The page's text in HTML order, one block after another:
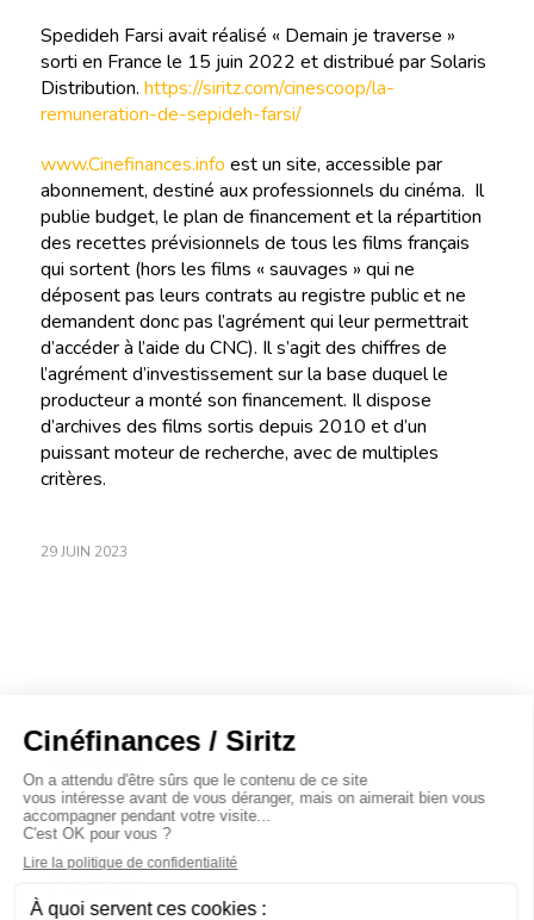
Spedideh Farsi avait réalisé « Demain je traverse »
sorti en France le 15 juin 2022 et distribué par Solaris
Distribution. https://siritz.com/cinescoop/la-
remuneration-de-sepideh-farsi/
www.Cinefinances.info est un site, accessible par
abonnement, destiné aux professionnels du cinéma. Il
publie budget, le plan de financement et la répartition
des recettes prévisionnels de tous les films français
qui sortent (hors les films « sauvages » qui ne
déposent pas leurs contrats au registre public et ne
demandent donc pas l’agrément qui leur permettrait
d’accéder à l’aide du CNC). Il s’agit des chiffres de
l’agrément d’investissement sur la base duquel le
producteur a monté son financement. Il dispose
d’archives des films sortis depuis 2010 et d’un
puissant moteur de recherche, avec de multiples
critères.
29 JUIN 2023
À propos
Baromètres
Cinéscoop
Éditorial
Le Carrefour